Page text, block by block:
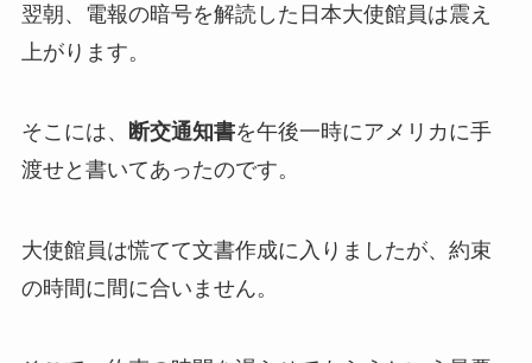
翌朝、電報の暗号を解読した日本大使館員は震え
上がります。
そこには、 断交通知書を午後一時にアメリカに手
渡せと書いてあったのです。
大使館員は慌てて文書作成に入りましたが、約束
の時間に間に合いません。